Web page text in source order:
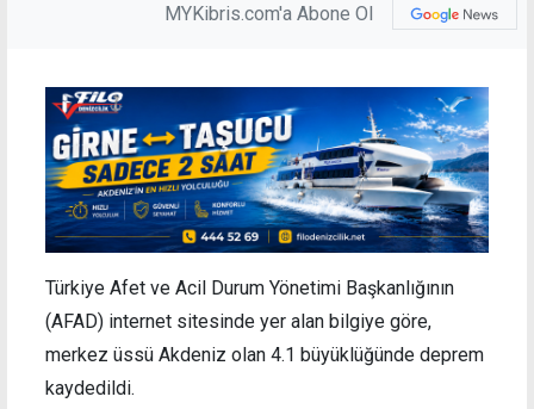
MYKibris.com'a Abone Ol
Türkiye Afet ve Acil Durum Yönetimi Başkanlığının
(AFAD) internet sitesinde yer alan bilgiye göre,
merkez üssü Akdeniz olan 4.1 büyüklüğünde deprem
kaydedildi.